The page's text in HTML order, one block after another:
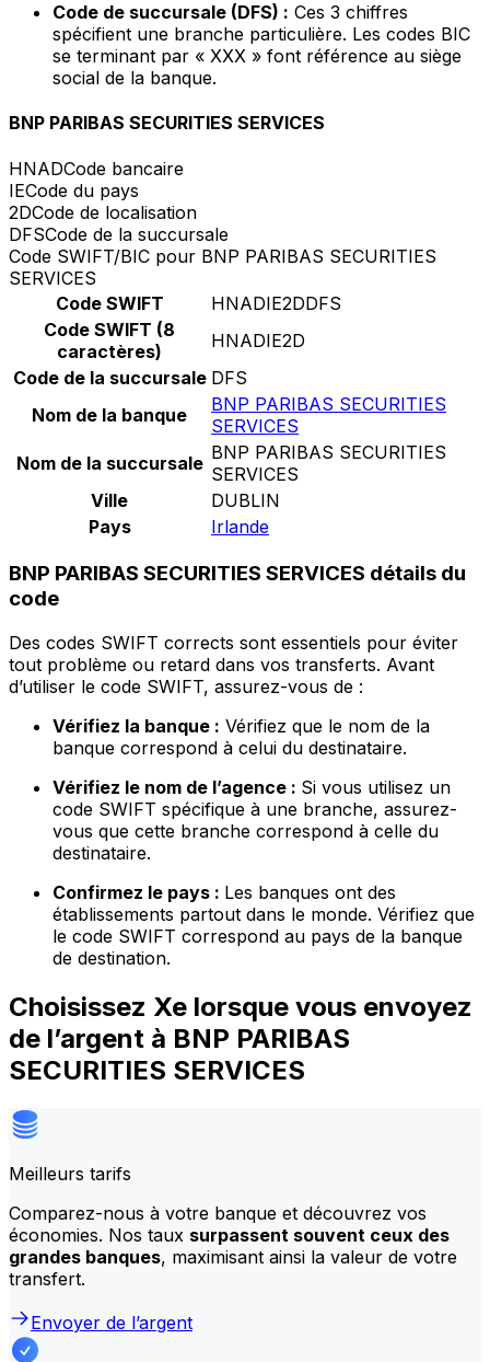
Code de succursale (DFS) : Ces 3 chiffres
spécifient une branche particulière. Les codes BIC
se terminant par « XXX » font référence au siège
social de la banque.
BNP PARIBAS SECURITIES SERVICES
HNADCode bancaire
IECode du pays
2DCode de localisation
DFSCode de la succursale
Code SWIFT/BIC pour BNP PARIBAS SECURITIES
SERVICES
Code SWIFT
HNADIE2DDFS
Code SWIFT (8
caractères)
HNADIE2D
Code de la succursale DFS
Nom de la banque
BNP PARIBAS SECURITIES
SERVICES
Nom de la succursale BNP PARIBAS SECURITIES
SERVICES
Ville
DUBLIN
Pays
Irlande
BNP PARIBAS SECURITIES SERVICES détails du
code
Des codes SWIFT corrects sont essentiels pour éviter
tout problème ou retard dans vos transferts. Avant
d’utiliser le code SWIFT, assurez-vous de :
Vérifiez la banque : Vérifiez que le nom de la
banque correspond à celui du destinataire.
Vérifiez le nom de l’agence : Si vous utilisez un
code SWIFT spécifique à une branche, assurez-
vous que cette branche correspond à celle du
destinataire.
Confirmez le pays : Les banques ont des
établissements partout dans le monde. Vérifiez que
le code SWIFT correspond au pays de la banque
de destination.
Choisissez Xe lorsque vous envoyez
de l’argent à BNP PARIBAS
SECURITIES SERVICES
Meilleurs tarifs
Comparez-nous à votre banque et découvrez vos
économies. Nos taux surpassent souvent ceux des
grandes banques, maximisant ainsi la valeur de votre
transfert.
Envoyer de l’argent